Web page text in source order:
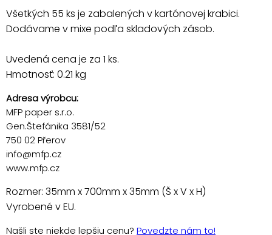
Všetkých 55 ks je zabalených v kartónovej krabici.
Dodávame v mixe podľa skladových zásob.
Uvedená cena je za 1 ks.
Hmotnosť: 0.21 kg
Adresa výrobcu:
MFP paper s.r.o.
Gen.Štefánika 3581/52
750 02 Přerov
info@mfp.cz
www.mfp.cz
Rozmer: 35mm x 700mm x 35mm (Š x V x H)
Vyrobené v EU.
Našli ste niekde lepšiu cenu? Povedzte nám to!